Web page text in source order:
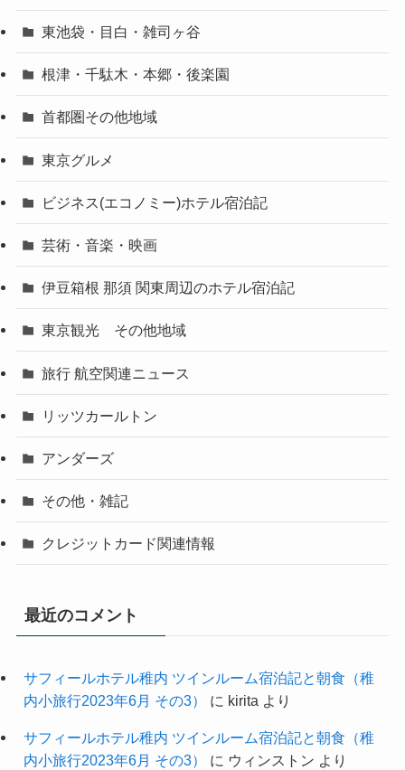
東池袋・目白・雑司ヶ谷
根津・千駄木・本郷・後楽園
首都圏その他地域
東京グルメ
ビジネス(エコノミー)ホテル宿泊記
芸術・音楽・映画
伊豆箱根 那須 関東周辺のホテル宿泊記
東京観光 その他地域
旅行 航空関連ニュース
リッツカールトン
アンダーズ
その他・雑記
クレジットカード関連情報
最近のコメント
サフィールホテル稚内 ツインルーム宿泊記と朝食（稚
内小旅行2023年6月 その3）
に kirita より
サフィールホテル稚内 ツインルーム宿泊記と朝食（稚
内小旅行2023年6月 その3）
に ウィンストン より